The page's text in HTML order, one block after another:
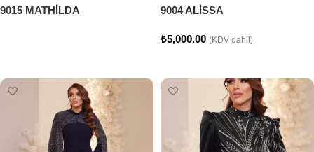
9015 MATHİLDA 9004 ALİSSA
₺5,000.00 (KDV dahil)